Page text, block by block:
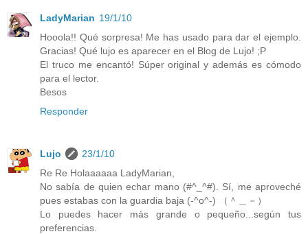
LadyMarian 19/1/10
Hooola!! Qué sorpresa! Me has usado para dar el ejemplo.
Gracias! Qué lujo es aparecer en el Blog de Lujo! ;P
El truco me encantó! Súper original y además es cómodo
para el lector.
Besos
Responder
Lujo
23/1/10
Re Re Holaaaaaa LadyMarian,
No sabía de quien echar mano (#^_^#). Sí, me aproveché
pues estabas con la guardia baja (-^o^-) （＾＿－）
Lo puedes hacer más grande o pequeño...según tus
preferencias.